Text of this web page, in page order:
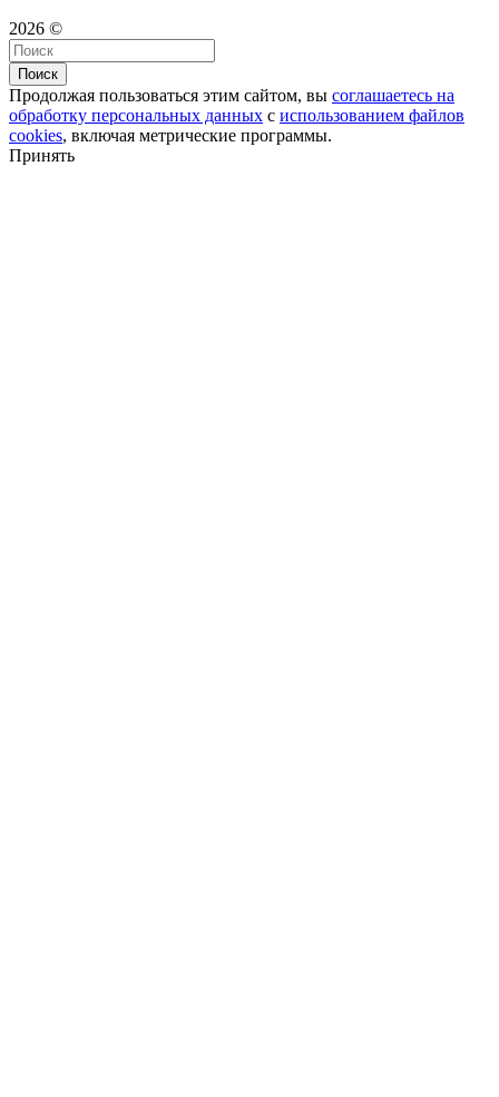
2026 ©
Поиск
Продолжая пользоваться этим сайтом, вы соглашаетесь на
обработку персональных данных с использованием файлов
cookies, включая метрические программы.
Принять